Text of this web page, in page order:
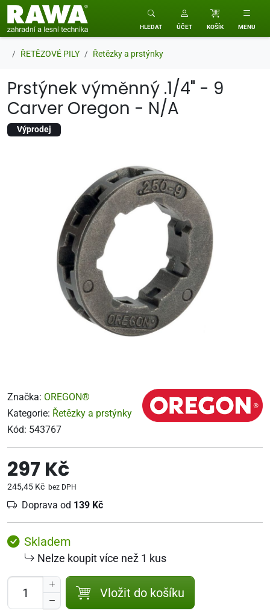
RAWA zahradní a lesní technika
HLEDAT ÚČET KOŠÍK MENU
ŘETĚZOVÉ PILY Řetězky a prstýnky
Prstýnek výměnný .1/4" - 9
Carver Oregon - N/A
Výprodej
Značka: OREGON®
Kategorie: Řetězky a prstýnky
Kód: 543767
297 Kč
245,45 Kč bez DPH
Doprava od 139 Kč
Skladem
Nelze koupit více než 1 kus
Vložit do košíku